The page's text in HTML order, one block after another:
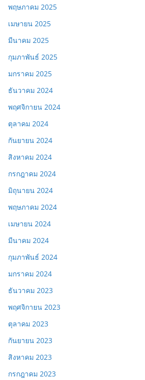
พฤษภาคม 2025
เมษายน 2025
มีนาคม 2025
กุมภาพันธ์ 2025
มกราคม 2025
ธันวาคม 2024
พฤศจิกายน 2024
ตุลาคม 2024
กันยายน 2024
สิงหาคม 2024
กรกฎาคม 2024
มิถุนายน 2024
พฤษภาคม 2024
เมษายน 2024
มีนาคม 2024
กุมภาพันธ์ 2024
มกราคม 2024
ธันวาคม 2023
พฤศจิกายน 2023
ตุลาคม 2023
กันยายน 2023
สิงหาคม 2023
กรกฎาคม 2023